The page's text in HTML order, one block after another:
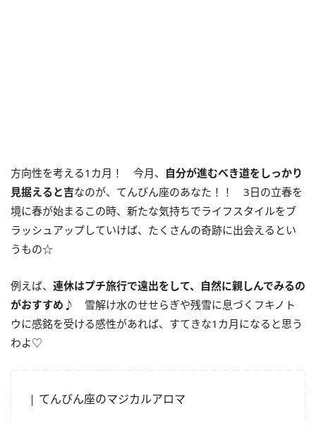
方向性を考える1カ月！ 今月、 自分が進むべき道をしっかり
見据えると吉なのが、てんびん座のあなた！！ 3日の立春を
境に春が始まるこの時、新たな気持ちでライフスタイルをブ
ラッシュアップしていけば、たくさんの奇跡に出会えるとい
うもの☆
例えば、 連休はプチ旅行で遠出をして、自然に親しんでみるの
がおすすめ♪
雪解け水のせせらぎや残雪に息づくフキノト
ウに感銘を受ける感性があれば、すてきな1カ月になると思う
わよ♡
てんびん座のマジカルアロマ